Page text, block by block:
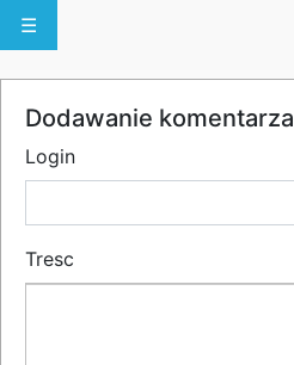
☰
Dodawanie komentarza
Login
Tresc